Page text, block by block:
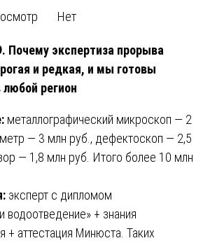
Нет
Почему экспертиза прорыва
и редкая, и мы готовы
регион
металлографический микроскоп — 2
— 3 млн руб., дефектоскоп — 2,5
— 1,8 млн руб. Итого более 10 млн
эксперт с дипломом
водоотведение» + знания
+ аттестация Минюста. Таких